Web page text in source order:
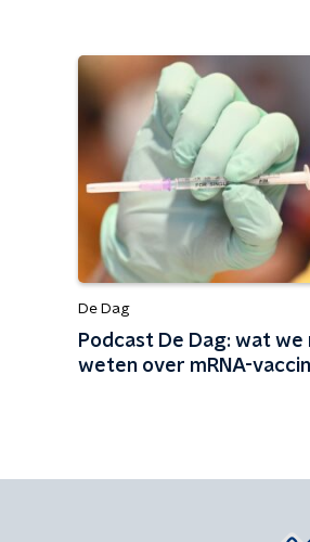
De Dag
Podcast De Dag: wat we
weten over mRNA-